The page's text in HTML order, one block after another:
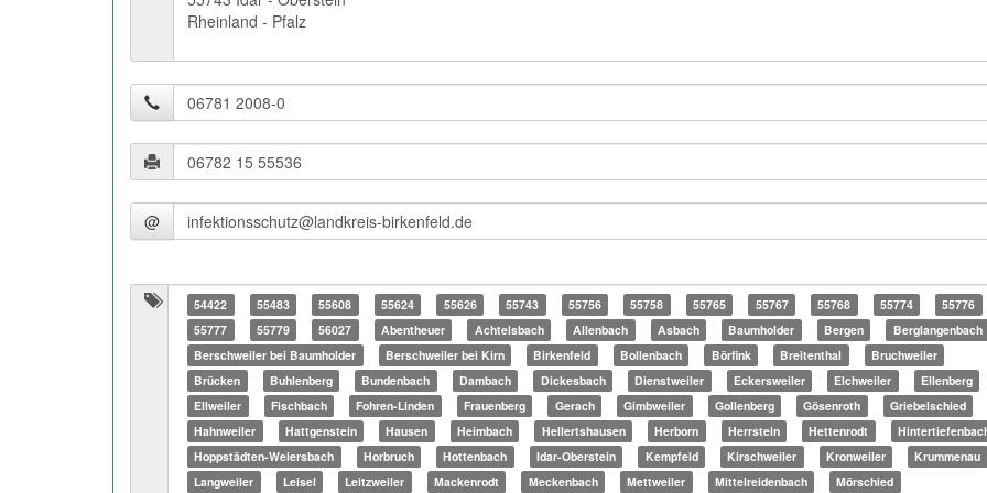
Rheinland - Pfalz
@
54422 55483 55608 55624 55626 55743 55756 55758 55765 55767 55768 55774
55776
55777
55779 56027 Abentheuer Achtelsbach Allenbach Asbach Baumholder Bergen
Berglangenbach
Berschweiler bei Baumholder
Berschweiler bei Kirn Birkenfeld Bollenbach Börfink Breitenthal
Bruchweiler
Brücken
Buhlenberg Bundenbach Dambach Dickesbach Dienstweiler Eckersweiler Elchweiler
Ellenberg
Ellweiler
Fischbach Fohren-Linden Frauenberg Gerach Gimbweiler Gollenberg Gösenroth
Griebelschied
Hahnweiler
Hattgenstein Hausen Heimbach Hellertshausen Herborn Herrstein Hettenrodt
Hoppstädten-Weiersbach
Horbruch Hottenbach Idar-Oberstein Kempfeld Kirschweiler Kronweiler
Krummenau
Langweiler
Leisel Leitzweiler Mackenrodt Meckenbach Mettweiler Mittelreidenbach Mörschied